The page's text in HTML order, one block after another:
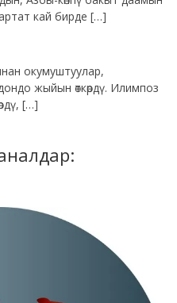
кай бирде […]
окумуштуулар,
жыйын өткөрдү. Илимпоз
[…]